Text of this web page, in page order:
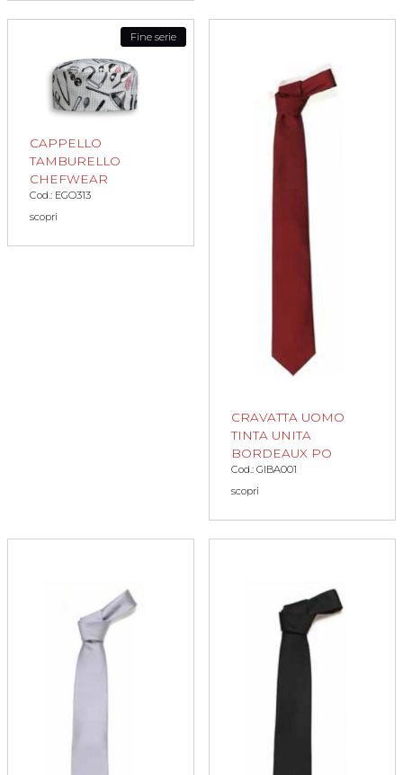
Fine serie
CAPPELLO
TAMBURELLO
CHEFWEAR
Cod.: EGO313
scopri
CRAVATTA UOMO
TINTA UNITA
BORDEAUX PO
Cod.: GIBA001
scopri